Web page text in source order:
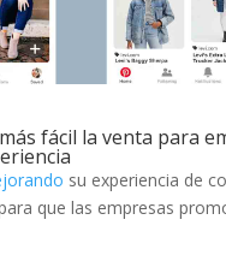
fácil la venta para
su experiencia de
que las empresas